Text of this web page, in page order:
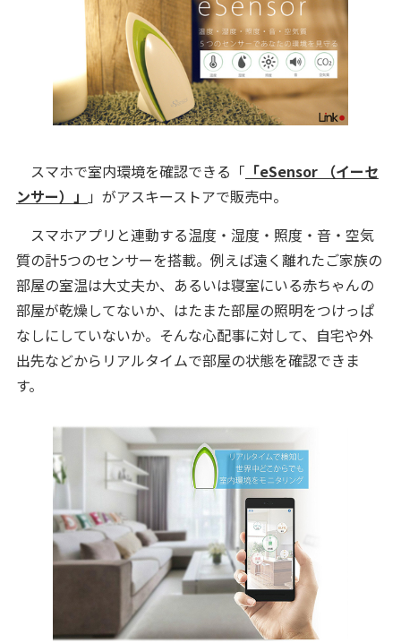
スマホで室内環境を確認できる「 「eSensor （イーセ
ンサー）」 」がアスキーストアで販売中。
スマホアプリと連動する温度・湿度・照度・音・空気
質の計5つのセンサーを搭載。例えば遠く離れたご家族の
部屋の室温は大丈夫か、あるいは寝室にいる赤ちゃんの
部屋が乾燥してないか、はたまた部屋の照明をつけっぱ
なしにしていないか。そんな心配事に対して、自宅や外
出先などからリアルタイムで部屋の状態を確認できま
す。